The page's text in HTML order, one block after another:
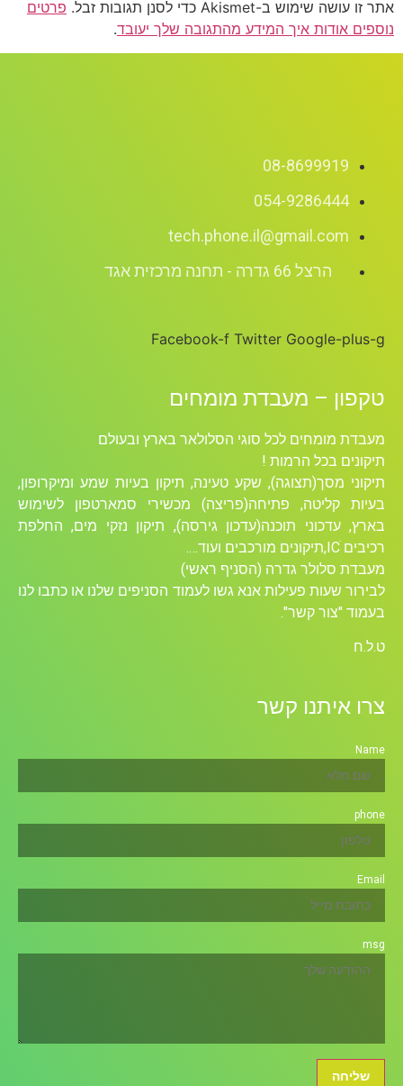
אתר זו עושה שימוש ב-Akismet כדי לסנן תגובות זבל.
פרטים
נוספים אודות איך המידע מהתגובה שלך יעובד.
08-8699919
054-9286444
tech.phone.il@gmail.com
הרצל 66 גדרה - תחנה מרכזית אגד
Facebook-f Twitter Google-plus-g
טקפון – מעבדת מומחים
מעבדת מומחים לכל סוגי הסלולאר בארץ ובעולם
תיקונים בכל הרמות !
תיקוני מסך(תצוגה), שקע טעינה, תיקון בעיות שמע ומיקרופון,
בעיות קליטה, פתיחה(פריצה) מכשירי סמארטפון לשימוש
בארץ, עדכוני תוכנה(עדכון גירסה), תיקון נזקי מים, החלפת
רכיבים ICׁ,תיקונים מורכבים ועוד….
מעבדת סלולר גדרה (הסניף ראשי)
לבירור שעות פעילות אנא גשו לעמוד הסניפים שלנו או כתבו לנו
בעמוד "צור קשר".
ט.ל.ח
צרו איתנו קשר
Name
phone
Email
msg
שליחה